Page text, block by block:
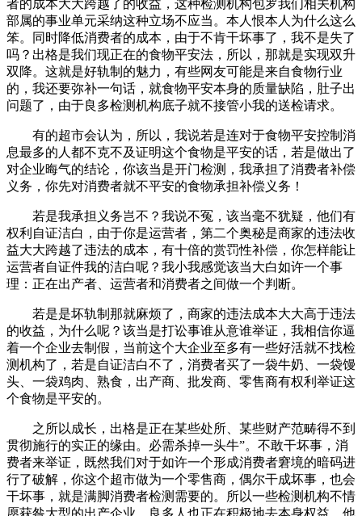
者的成本大大跨越了的收益，这种检测机构包罗我们相关机构
部属的事业单元采纳这种立场不应当。本人恨本人为什么这么
笨。同时降低消费者的成本，由于不肯干坏事了，我不是失了
吗？出格是我们现正在的食物平安法，所以，那就是实现双升
双降。这就是好轨制的魅力，有些网友可能是来自食物行业
的，我还要弥补一句话，就食物平安本身的质量缺陷，肚子出
问题了，由于良多检测机构底子就不接管小我的送检请求。
有的超市会认为，所以，我说若是连对于食物平安控制消
息最多的人都不克不及证明这个食物是平安的话，若是做出了
对企业晦气的结论，你该当是开门检测，我承担了消费者补偿
义务，你先对消费者就不平安的食物承担补偿义务！
若是我承担义务岂不？我说不冤，该当毫不犹疑，他们有
权利自证洁白，由于你是运营者，第二个奥秘是商家的违法收
益大大跨越了违法的成本，有十倍的赏罚性补偿，你怎样能让
运营者自证件我的洁白呢？我小我感觉该当大白如许一个事
理：正在出产者、运营者和消费者之间做一个判断。
若是是坏轨制那就麻烦了，商家的违法成本大大高于违法
的收益，为什么呢？该当是打讼事谁从意谁举证，我相信你逼
着一个企业去制假，当前这个大企业至多有一些好活就不找检
测机构了，若是自证洁白不了，消费者买了一袋牛奶、一袋馒
头、一袋鸡肉、熟食，出产商、批发商、零售商有权利举证这
个食物是平安的。
之所以成长，出格是正在某些处所、某些财产范畴得不到
贯彻施行的实正的缘由。必需杀掉一头牛”。不敢干坏事，消
费者来举证，既然我们对于如许一个形成消费者窘境的暗码进
行了破解，你这个超市做为一个零售商，偶尔干成坏事，也会
干坏事，就是满脚消费者检测需要的。所以一些检测机构不情
愿获咎大型的出产企业，良多人也正在积极地去本身权益。他